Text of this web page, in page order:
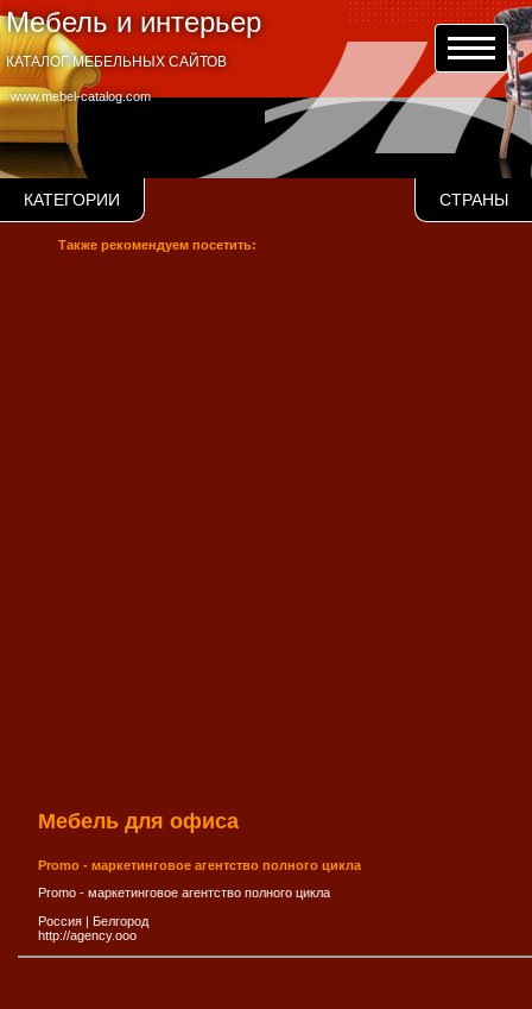
Мебель и интерьер
www.mebel-catalog.com
КАТАЛОГ МЕБЕЛЬНЫХ САЙТОВ
КАТЕГОРИИ СТРАНЫ
Также рекомендуем посетить:
Мебель для офиса
Promo - маркетинговое агентство полного цикла
Promo - маркетинговое агентство полного цикла
Россия | Белгород
http://agency.ooo